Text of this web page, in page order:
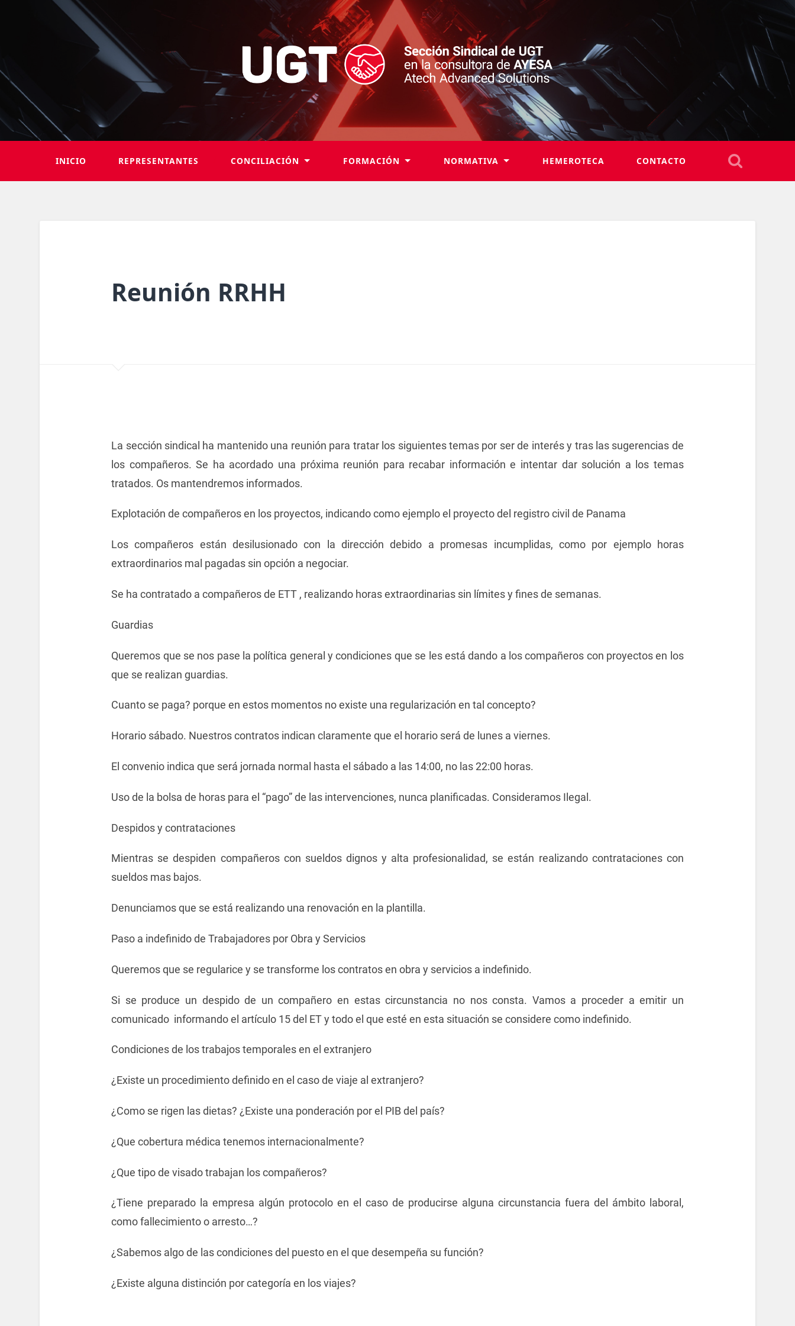
INICIO REPRESENTANTES CONCILIACIÓN FORMACIÓN NORMATIVA HEMEROTECA CONTACTO
Reunión RRHH
La sección sindical ha mantenido una reunión para tratar los siguientes temas por ser de interés y tras las sugerencias de
los compañeros. Se ha acordado una próxima reunión para recabar información e intentar dar solución a los temas
tratados. Os mantendremos informados.
Explotación de compañeros en los proyectos, indicando como ejemplo el proyecto del registro civil de Panama
Los compañeros están desilusionado con la dirección debido a promesas incumplidas, como por ejemplo horas
extraordinarios mal pagadas sin opción a negociar.
Se ha contratado a compañeros de ETT , realizando horas extraordinarias sin límites y fines de semanas.
Guardias
Queremos que se nos pase la política general y condiciones que se les está dando a los compañeros con proyectos en los
que se realizan guardias.
Cuanto se paga? porque en estos momentos no existe una regularización en tal concepto?
Horario sábado. Nuestros contratos indican claramente que el horario será de lunes a viernes.
El convenio indica que será jornada normal hasta el sábado a las 14:00, no las 22:00 horas.
Uso de la bolsa de horas para el “pago” de las intervenciones, nunca planificadas. Consideramos Ilegal.
Despidos y contrataciones
Mientras se despiden compañeros con sueldos dignos y alta profesionalidad, se están realizando contrataciones con
sueldos mas bajos.
Denunciamos que se está realizando una renovación en la plantilla.
Paso a indefinido de Trabajadores por Obra y Servicios
Queremos que se regularice y se transforme los contratos en obra y servicios a indefinido.
Si se produce un despido de un compañero en estas circunstancia no nos consta. Vamos a proceder a emitir un
comunicado informando el artículo 15 del ET y todo el que esté en esta situación se considere como indefinido.
Condiciones de los trabajos temporales en el extranjero
¿Existe un procedimiento definido en el caso de viaje al extranjero?
¿Como se rigen las dietas? ¿Existe una ponderación por el PIB del país?
¿Que cobertura médica tenemos internacionalmente?
¿Que tipo de visado trabajan los compañeros?
¿Tiene preparado la empresa algún protocolo en el caso de producirse alguna circunstancia fuera del ámbito laboral,
como fallecimiento o arresto…?
¿Sabemos algo de las condiciones del puesto en el que desempeña su función?
¿Existe alguna distinción por categoría en los viajes?